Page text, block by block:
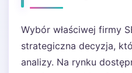
Wybór właściwej firmy
strategiczna decyzja,
analizy. Na rynku